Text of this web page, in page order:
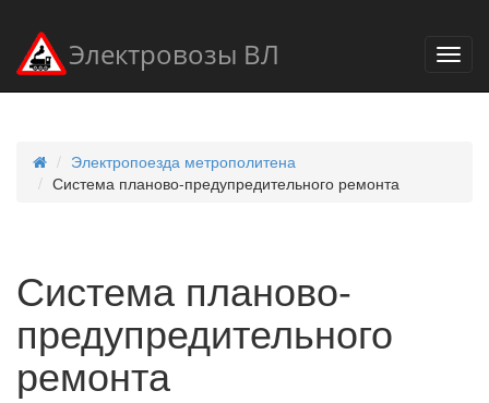
Электровозы ВЛ
Электропоезда метрополитена
Система планово-предупредительного ремонта
Система планово-
предупредительного
ремонта